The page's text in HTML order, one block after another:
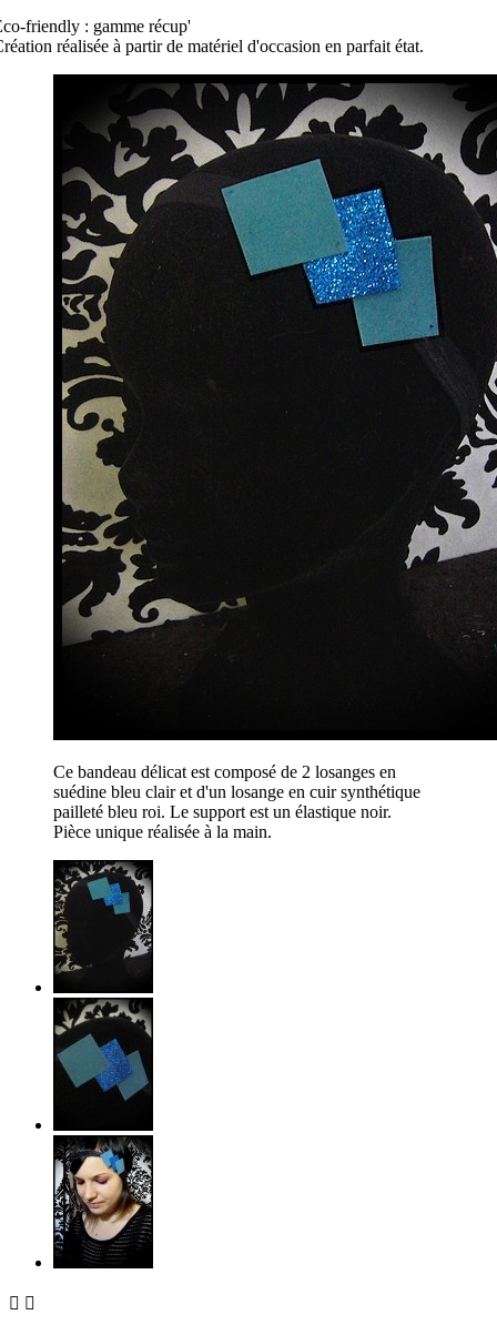
friendly : gamme récup'
réalisée à partir de matériel d'occasion en parfait état.
Ce bandeau délicat est composé de 2 losanges en
suédine bleu clair et d'un losange en cuir synthétique
pailleté bleu roi. Le support est un élastique noir.
Pièce unique réalisée à la main.
 